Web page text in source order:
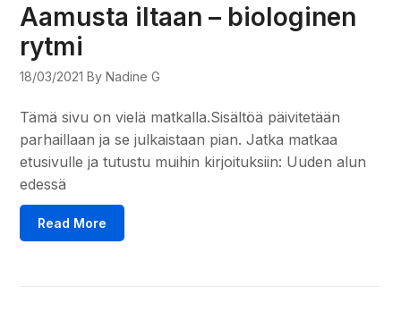
Aamusta iltaan – biologinen
rytmi
18/03/2021 By Nadine G
Tämä sivu on vielä matkalla.Sisältöä päivitetään
parhaillaan ja se julkaistaan pian. Jatka matkaa
etusivulle ja tutustu muihin kirjoituksiin: Uuden alun
edessä
Read More